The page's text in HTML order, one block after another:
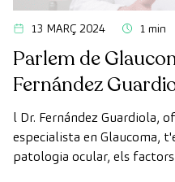
13 MARÇ 2024 1 min
Parlem de
Fernández
l Dr. Fernández Guardiola,
especialista en Glaucoma,
patologia ocular, els